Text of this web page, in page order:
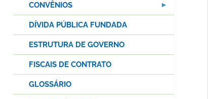
CONVÊNIOS
DÍVIDA PÚBLICA FUNDADA
ESTRUTURA DE GOVERNO
FISCAIS DE CONTRATO
GLOSSÁRIO